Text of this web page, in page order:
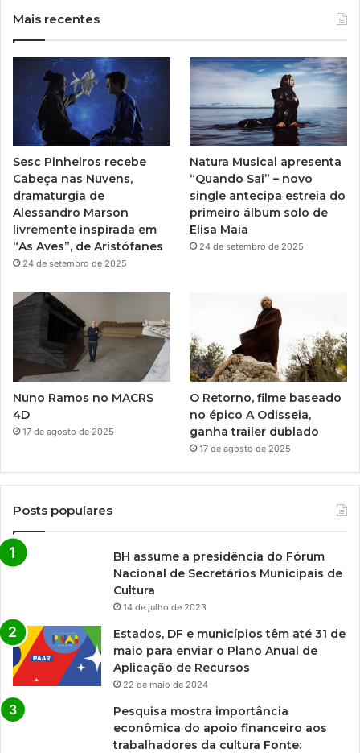
e
g
r
a
m
Mais recentes
Sesc Pinheiros recebe
Cabeça nas Nuvens,
dramaturgia de
Alessandro Marson
livremente inspirada em
“As Aves”, de Aristófanes
24 de setembro de 2025
Natura Musical apresenta
“Quando Sai” – novo
single antecipa estreia do
primeiro álbum solo de
Elisa Maia
24 de setembro de 2025
Nuno Ramos no MACRS
4D
17 de agosto de 2025
O Retorno, filme baseado
no épico A Odisseia,
ganha trailer dublado
17 de agosto de 2025
Posts populares
BH assume a presidência do Fórum
Nacional de Secretários Municipais de
Cultura
14 de julho de 2023
Estados, DF e municípios têm até 31 de
maio para enviar o Plano Anual de
Aplicação de Recursos
22 de maio de 2024
Pesquisa mostra importância
econômica do apoio financeiro aos
trabalhadores da cultura Fonte: